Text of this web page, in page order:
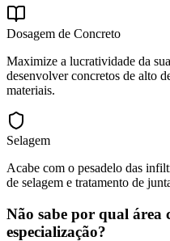
Dosagem de Concreto
Maximize a lucratividade da
desenvolver concretos de alto
materiais.
Selagem
Acabe com o pesadelo das
de selagem e tratamento de
Não sabe por qual área
especialização?